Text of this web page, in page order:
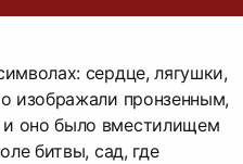
сердце, лягушки,
изображали пронзенным,
оно было вместилищем
битвы, сад, где